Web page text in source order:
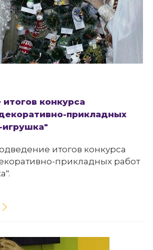
конкурса
прикладных
итогов конкурса
прикладных работ